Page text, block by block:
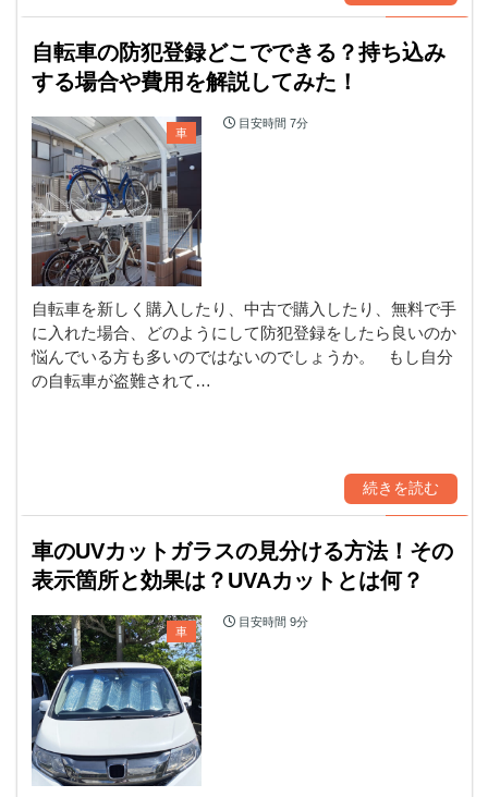
自転車の防犯登録どこでできる？持ち込み
する場合や費用を解説してみた！
車
目安時間 7分
自転車を新しく購入したり、中古で購入したり、無料で手
に入れた場合、どのようにして防犯登録をしたら良いのか
悩んでいる方も多いのではないのでしょうか。 もし自分
の自転車が盗難されて…
続きを読む
車のUVカットガラスの見分ける方法！その
表示箇所と効果は？UVAカットとは何？
車
目安時間 9分